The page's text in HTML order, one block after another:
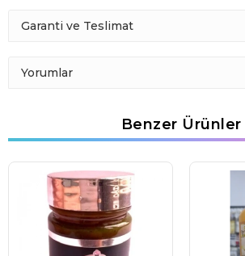
Garanti ve Teslimat
Yorumlar
Benzer Ürünler